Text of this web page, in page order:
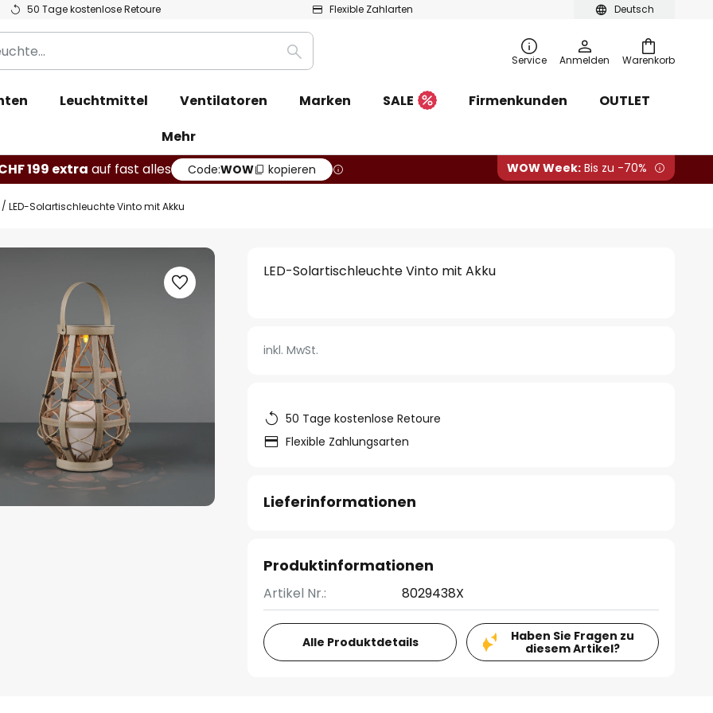
Deutsch
50 Tage kostenlose Retoure Flexible Zahlarten
Warenkorb
Suche Service Anmelden
Leuchtmittel Ventilatoren Marken SALE Firmenkunden
OUTLET
Mehr
199 extra auf fast alles Code:WOW kopieren WOW Week: Bis zu -70%
LED-Solartischleuchte Vinto mit Akku
LED-Solartischleuchte Vinto mit Akku
inkl. MwSt.
50 Tage kostenlose Retoure
Flexible Zahlungsarten
Lieferinformationen
Produktinformationen
Artikel Nr.: 8029438X
Alle Produktdetails
Haben Sie Fragen zu
diesem Artikel?